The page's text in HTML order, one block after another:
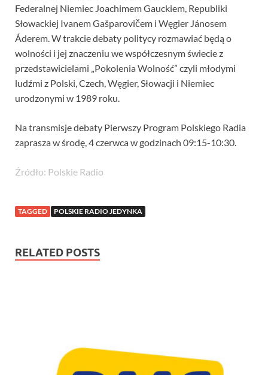
Federalnej Niemiec Joachimem Gauckiem, Republiki
Słowackiej Ivanem Gašparovičem i Węgier Jánosem
Áderem. W trakcie debaty politycy rozmawiać będą o
wolności i jej znaczeniu we współczesnym świecie z
przedstawicielami „Pokolenia Wolność” czyli młodymi
ludźmi z Polski, Czech, Węgier, Słowacji i Niemiec
urodzonymi w 1989 roku.
Na transmisje debaty Pierwszy Program Polskiego Radia
zaprasza w środę, 4 czerwca w godzinach 09:15-10:30.
Źródło: Polskie Radio
TAGGED POLSKIE RADIO JEDYNKA
RELATED POSTS